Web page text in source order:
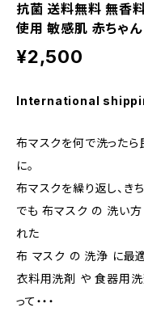
抗菌 送料無料 無香
使用 敏感肌 赤ちゃん
¥2,500
International
布マスクを何で洗った
に。
布マスクを繰り返し、き
でも 布マスク の 洗い
れた
布 マスク の 洗浄 に最
衣料用洗剤 や 食器用
って・・・